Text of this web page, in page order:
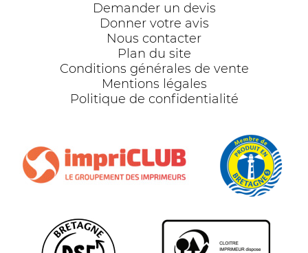
Demander un devis
Donner votre avis
Nous contacter
Plan du site
Conditions générales de vente
Mentions légales
Politique de confidentialité